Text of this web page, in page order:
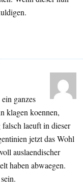
ganzes
klagen koennen,
laeuft in dieser
jetzt das Wohl
auslaendischer
haben abwaegen.